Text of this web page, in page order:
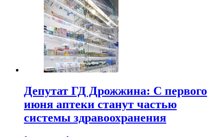
Депутат ГД Дрожжина: С первого
июня аптеки станут частью
системы здравоохранения